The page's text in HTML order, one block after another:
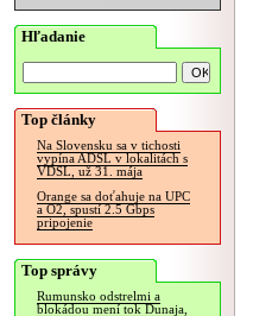
Hľadanie
Top články
Na Slovensku sa v tichosti
vypína ADSL v lokalitách s
VDSL, už 31. mája
Orange sa doťahuje na UPC
a O2, spustí 2.5 Gbps
pripojenie
Top správy
Rumunsko odstrelmi a
blokádou mení tok Dunaja,